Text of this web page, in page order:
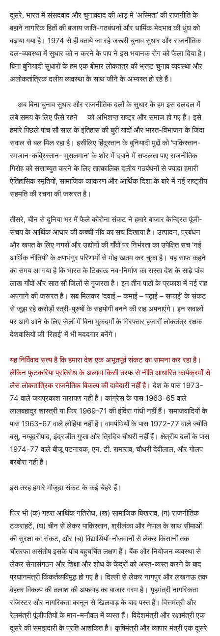
दूसरे, भारत में संसदवाद और चुनाववाद की आड़ में ‘अस्मिता’ की राजनीति के
बहाने नागरिक हितों की बजाय जाति-गठबंधनों और धार्मिक भेदभाव की धुंध को
बढ़ाया गया है। 1974 से ही बताये जा रहे जरूरी चुनाव सुधार और राजनीतिक
दल-व्यवस्था में सुधार को न करने के पाप ने इस भयानक रोग को फैला दिया है।
बिना बुनियादी सुधारों के हम एक बीमार लोकतंत्र की भ्रष्ट चुनाव व्यवस्था और
अलोकतांत्रिक दलीय व्यवस्था के साथ जीने के अभ्यस्त हो रहे हैं।
अब बिना चुनाव सुधार और राजनीतिक दलों के सुधार के हम इस दलदल में
लंबे समय के लिए फँसे रहने को अभिशप्त राष्ट्र और समाज हो गए हैं। इसे
हमारे पिछले पांच सौ साल के इतिहास की बुरी यादों और भारत-विभाजन के जिंदा
सवाल से बल मिल रहा है। इसीलिए हिंदुस्तान के बुनियादी मुद्दों को ‘पाकिस्तान-
रमजान-कब्रिस्तान- मुसलमान’ के शोर में दबाने में सफलता पाए राजनीतिक
गिरोह को सत्ताच्युत करने के लिए तात्कालिक दलीय गठबंधनों से ज्यादा हमारी
ऐतिहासिक स्मृतियों, सामाजिक व्याकरण और आर्थिक दिशा के बारे में नई राष्ट्रीय
सहमति की रचना की जरूरत है।
तीसरे, चीन से दुनिया भर में फैले कोरोना संकट ने हमारे बाजार केन्द्रित पूंजी-
संचय के आर्थिक आधार की कच्ची नींव का सच दिखाया है। उत्पादन, प्रबंधन
और खपत के लिए नगरों और उद्योगों की गाँवों पर निर्भरता का उपेक्षित सच ‘नई
आर्थिक नीतियों’ के क्षणभंगुर परिणामों से मोह खतम कर चुका है। यह साफ कहने
का समय आ गया है कि भारत के टिकाऊ नव-निर्माण का रास्ता देश के साढ़े पांच
लाख गाँवों और सात सौ जिलों से गुजरता है। इन तीन पाठों के प्रकाश में नई राह
अपनाने की जरूरत है। सब मिलकर ‘दवाई – कमाई – पढ़ाई – सफाई’ के संकट
से जूझ रहे करोड़ों स्त्री-पुरुषों के सहयोगी बनने की राह अपनाएंगे। इन सवालों
पर आगे आने के लिए जेलों में बिना मुकदमों के गिरफ्तार हजारों लोकतंत्र रक्षक
देशवासियों की ‘रिहाई’ में भी मददगार बनेंगे।
यह निर्विवाद सत्य है कि हमारा देश एक अभूतपूर्व संकट का सामना कर रहा है।
लेकिन फुटकरिया प्रतिरोध के अलावा किसी तरफ से नीति आधारित कार्यक्रमों से
लैस लोकतांत्रिक राजनैतिक विकल्प की दावेदारी नहीं है। देश के पास 1973-
74 वाले जयप्रकाश नारायण नहीं हैं। कांग्रेस के पास 1963-65 वाले
लालबहादुर शास्त्री या फिर 1969-71 की इंदिरा गांधी नहीं हैं। समाजवादियों के
पास 1963-67 वाले लोहिया नहीं हैं। वामपंथियों के पास 1972-77 वाले ज्योति
बसु, नम्बूदरीपाद, इंद्रजीत गुप्ता और त्रिदिब चौधरी नहीं हैं। क्षेत्रीय दलों के पास
1974-77 वाले बीजू पटनायक, एन. टी. रामाराव, चौधरी देवीलाल, और गोलप
बरबोरा नहीं हैं।
इस तरह हमारे मौजूदा संकट के कई चेहरे हैं।
फिर भी (क) गहरा आर्थिक गतिरोध, (ख) सामाजिक बिखराव, (ग) राजनीतिक
टकराहटें, (घ) चीन से लेकर पाकिस्तान, श्रीलंका और नेपाल के साथ सीमाओं
की सुरक्षा का संकट, और (च) विद्यार्थियों-नौजवानों से लेकर किसानों तक
चौतरफा असंतोष इसके पांच बहुचर्चित लक्षण हैं। बैंक और नियोजन व्यवस्था से
लेकर सेनासंगठन और शिक्षा और शोध के केंद्रों को अस्त-व्यस्त करने के बाद
प्रधानमंत्री किंकर्तव्यविमूढ़ हो गए हैं। दिल्ली से लेकर नागपुर और लखनऊ तक
बेहतर विकल्प की तलाश की अफवाह का बाजार गरम है। गृहमंत्री नागरिकता
रजिस्टर और नागरिकता कानून से खिलवाड़ के बाद पस्त हैं। वित्तमंत्री और
रेलमंत्री पूंजीपतियों के मान-मनौवल में व्यस्त हैं। विदेशमंत्री और रक्षामंत्री एक
दूसरे की समझदारी के प्रति आशंकित हैं। कृषिमंत्री और व्यापार मंत्री एक दूसरे